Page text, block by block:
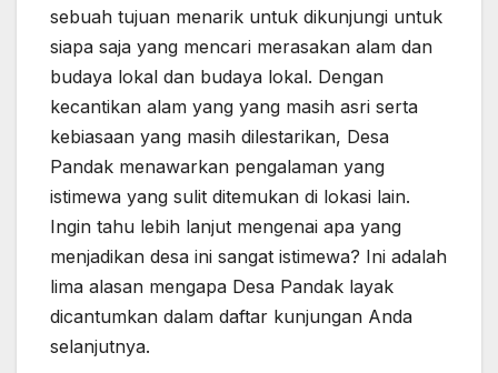
sebuah tujuan menarik untuk dikunjungi untuk
siapa saja yang mencari merasakan alam dan
budaya lokal dan budaya lokal. Dengan
kecantikan alam yang yang masih asri serta
kebiasaan yang masih dilestarikan, Desa
Pandak menawarkan pengalaman yang
istimewa yang sulit ditemukan di lokasi lain.
Ingin tahu lebih lanjut mengenai apa yang
menjadikan desa ini sangat istimewa? Ini adalah
lima alasan mengapa Desa Pandak layak
dicantumkan dalam daftar kunjungan Anda
selanjutnya.